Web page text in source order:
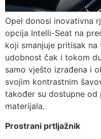
Opel donosi inovativna
opcija Intelli-Seat na
koji smanjuje pritisak
udobnost čak i tokom
samo vješto izrađena i
svojim kontrastnim
također su dostupne
materijala.
Prostrani prtljažnik